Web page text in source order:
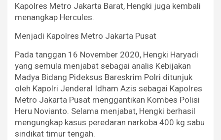
Kapolres Metro Jakarta Barat, Hengki juga kembali
menangkap Hercules.
Menjadi Kapolres Metro Jakarta Pusat
Pada tanggan 16 November 2020, Hengki Haryadi
yang semula menjabat sebagai analis Kebijakan
Madya Bidang Pideksus Bareskrim Polri ditunjuk
oleh Kapolri Jenderal Idham Azis sebagai Kapolres
Metro Jakarta Pusat menggantikan Kombes Polisi
Heru Novianto. Selama menjabat, Hengki berhasil
mengungkap kasus peredaran narkoba 400 kg sabu
sindikat timur tengah.